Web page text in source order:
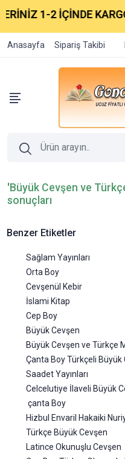
1-2 İÇİNDE
Anasayfa Sipariş Takibi
'Büyük Cevşen ve
sonuçları
Benzer Etiketler
Sağlam Yayınları
Orta Boy
Cevşenül Kebir
İslami Kitap
Cep Boy
Büyük Cevşen
Büyük Cevşen ve Türkçe
Çanta Boy Türkçeli Büyük
Saadet Yayınları
Celcelutiye İlaveli Büyük
çanta Boy
Hizbul Envaril Hakaiki
Türkçe Büyük Cevşen
Latince Okunuşlu Cevşen